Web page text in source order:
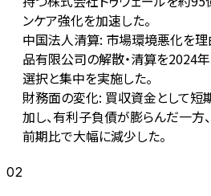
ンケア強化を加速した。
中国法人清算: 市場環境悪化を理
品有限公司の解散・清算を2024
選択と集中を実施した。
財務面の変化: 買収資金として
加し、有利子負債が膨らんだ一方
前期比で大幅に減少した。
02